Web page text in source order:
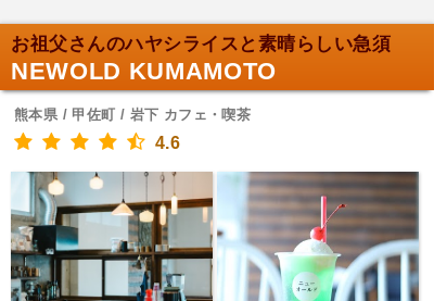
お祖父さんのハヤシライスと素晴らしい急須
NEWOLD KUMAMOTO
熊本県 / 甲佐町 / 岩下 カフェ・喫茶
4.6